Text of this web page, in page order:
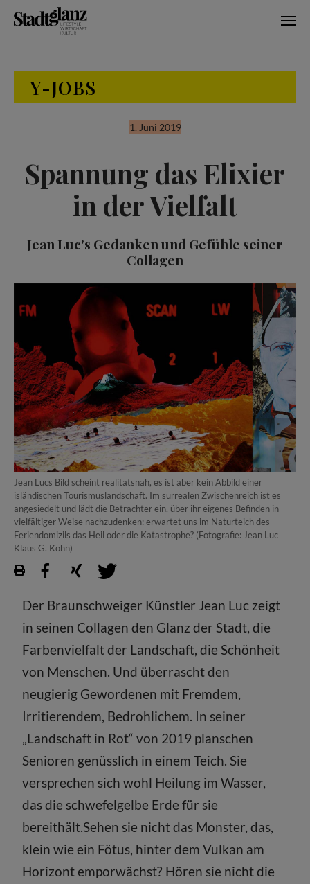
Y-JOBS
1. Juni 2019
Spannung das Elixier
in der Vielfalt
Jean Luc's Gedanken und Gefühle seiner
Collagen
Jean Lucs Bild scheint realitätsnah, es ist aber kein Abbild einer
isländischen Tourismuslandschaft. Im surrealen Zwischenreich ist es
angesiedelt und lädt die Betrachter ein, über ihr eigenes Befinden in
vielfältiger Weise nachzudenken: erwartet uns im Naturteich des
Feriendomizils das Heil oder die Katastrophe? (Fotografie: Jean Luc
Klaus G. Kohn)
Der Braunschweiger Künstler Jean Luc zeigt
in seinen Collagen den Glanz der Stadt, die
Farbenvielfalt der Landschaft, die Schönheit
von Menschen. Und überrascht den
neugierig Gewordenen mit Fremdem,
Irritierendem, Bedrohlichem. In seiner
„Landschaft in Rot“ von 2019 planschen
Senioren genüsslich in einem Teich. Sie
versprechen sich wohl Heilung im Wasser,
das die schwefelgelbe Erde für sie
bereithält.Sehen sie nicht das Monster, das,
klein wie ein Fötus, hinter dem Vulkan am
Horizont emporwächst? Hören sie nicht die